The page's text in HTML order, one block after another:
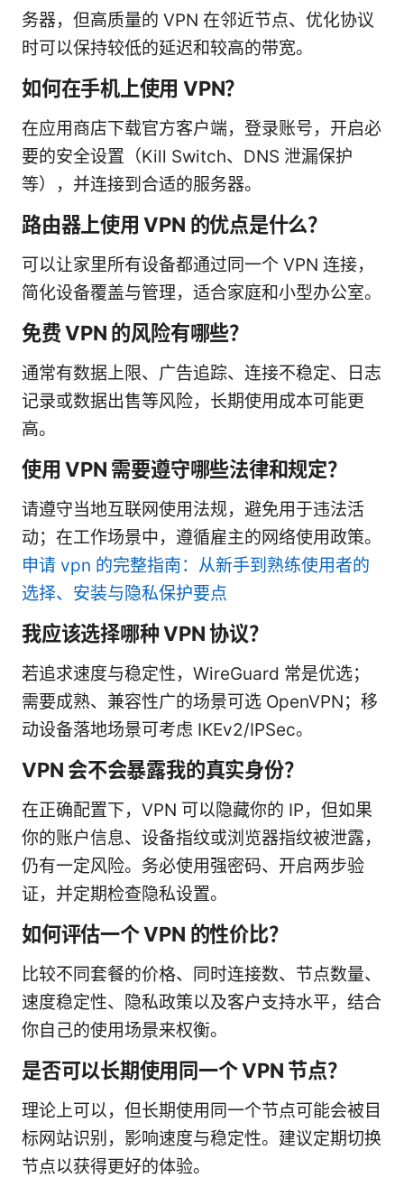
务器，但高质量的 VPN 在邻近节点、优化协议
时可以保持较低的延迟和较高的带宽。
如何在手机上使用 VPN？
在应用商店下载官方客户端，登录账号，开启必
要的安全设置（Kill Switch、DNS 泄漏保护
等），并连接到合适的服务器。
路由器上使用 VPN 的优点是什么？
可以让家里所有设备都通过同一个 VPN 连接，
简化设备覆盖与管理，适合家庭和小型办公室。
免费 VPN 的风险有哪些？
通常有数据上限、广告追踪、连接不稳定、日志
记录或数据出售等风险，长期使用成本可能更
高。
使用 VPN 需要遵守哪些法律和规定？
请遵守当地互联网使用法规，避免用于违法活
动；在工作场景中，遵循雇主的网络使用政策。
申请 vpn 的完整指南：从新手到熟练使用者的
选择、安装与隐私保护要点
我应该选择哪种 VPN 协议？
若追求速度与稳定性，WireGuard 常是优选；
需要成熟、兼容性广的场景可选 OpenVPN；移
动设备落地场景可考虑 IKEv2/IPSec。
VPN 会不会暴露我的真实身份？
在正确配置下，VPN 可以隐藏你的 IP，但如果
你的账户信息、设备指纹或浏览器指纹被泄露，
仍有一定风险。务必使用强密码、开启两步验
证，并定期检查隐私设置。
如何评估一个 VPN 的性价比？
比较不同套餐的价格、同时连接数、节点数量、
速度稳定性、隐私政策以及客户支持水平，结合
你自己的使用场景来权衡。
是否可以长期使用同一个 VPN 节点？
理论上可以，但长期使用同一个节点可能会被目
标网站识别，影响速度与稳定性。建议定期切换
节点以获得更好的体验。